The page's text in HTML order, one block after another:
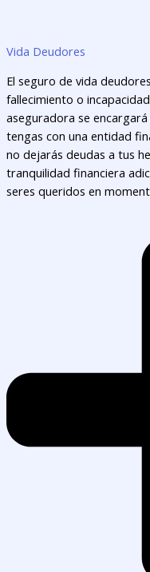
Vida Deudores
El seguro de vida
fallecimiento o
aseguradora se
tengas con una entidad
no dejarás deudas a tus
tranquilidad financiera
seres queridos en